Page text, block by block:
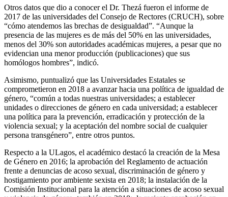
Otros datos que dio a conocer el Dr. Thezá fueron el informe de
2017 de las universidades del Consejo de Rectores (CRUCH), sobre
“cómo atendemos las brechas de desigualdad”. “Aunque la
presencia de las mujeres es de más del 50% en las universidades,
menos del 30% son autoridades académicas mujeres, a pesar que no
evidencian una menor producción (publicaciones) que sus
homólogos hombres”, indicó.
Asimismo, puntualizó que las Universidades Estatales se
comprometieron en 2018 a avanzar hacia una política de igualdad de
género, “común a todas nuestras universidades; a establecer
unidades o direcciones de género en cada universidad; a establecer
una política para la prevención, erradicación y protección de la
violencia sexual; y la aceptación del nombre social de cualquier
persona transgénero”, entre otros puntos.
Respecto a la ULagos, el académico destacó la creación de la Mesa
de Género en 2016; la aprobación del Reglamento de actuación
frente a denuncias de acoso sexual, discriminación de género y
hostigamiento por ambiente sexista en 2018; la instalación de la
Comisión Institucional para la atención a situaciones de acoso sexual